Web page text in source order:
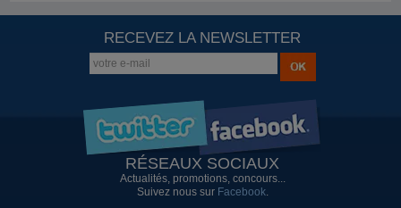
RECEVEZ LA NEWSLETTER
RÉSEAUX SOCIAUX
Actualités, promotions, concours...
Suivez nous sur Facebook.